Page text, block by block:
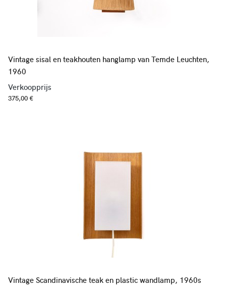
Vintage sisal en teakhouten hanglamp van Temde Leuchten,
1960
Verkoopprijs
375,00 €
Vintage Scandinavische teak en plastic wandlamp, 1960s